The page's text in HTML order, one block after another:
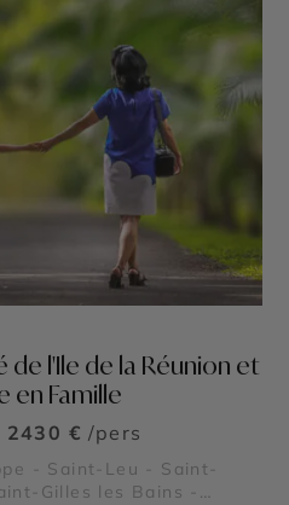
l'Ile de la Réunion et
en Famille
2430 € /pers
- Saint-Leu - Saint-
Gilles les Bains -